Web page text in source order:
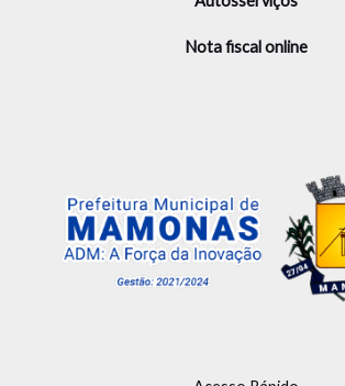
Nota fiscal online